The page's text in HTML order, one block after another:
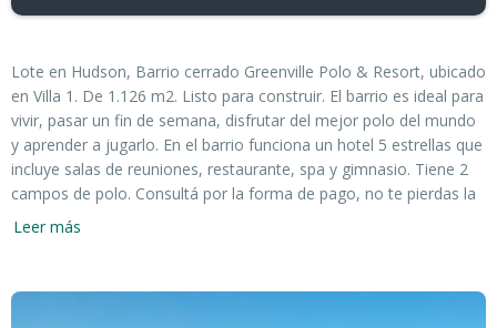
Lote en Hudson, Barrio cerrado Greenville Polo & Resort, ubicado
en Villa 1. De 1.126 m2. Listo para construir. El barrio es ideal para
vivir, pasar un fin de semana, disfrutar del mejor polo del mundo
y aprender a jugarlo. En el barrio funciona un hotel 5 estrellas que
incluye salas de reuniones, restaurante, spa y gimnasio. Tiene 2
campos de polo. Consultá por la forma de pago, no te pierdas la
oportunidad de vivir el cambio de tu vida, amplia financiación .
o planos municipales.
Leer más